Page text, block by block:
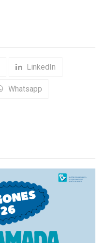
LinkedIn
Whatsapp